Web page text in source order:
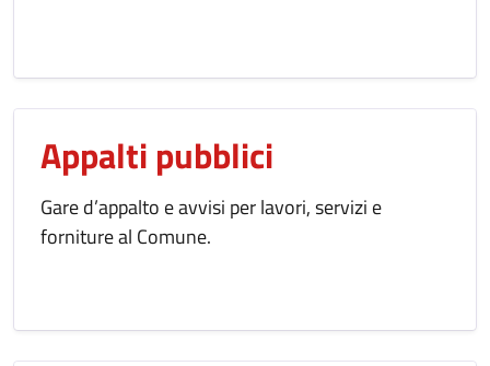
Appalti pubblici
Gare d’appalto e avvisi per lavori, servizi e
forniture al Comune.